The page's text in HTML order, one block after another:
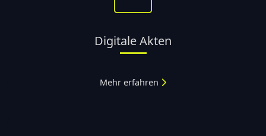
Digitale Akten
Mehr erfahren